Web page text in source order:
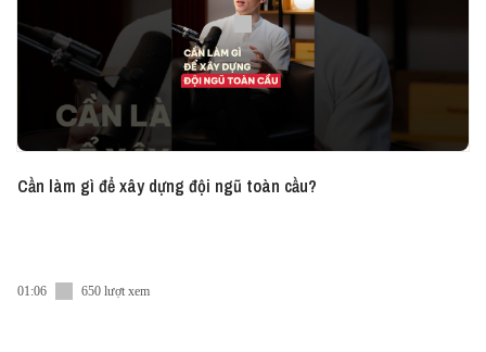
Cần làm gì để xây dựng đội ngũ toàn cầu?
01:06 650 lượt xem